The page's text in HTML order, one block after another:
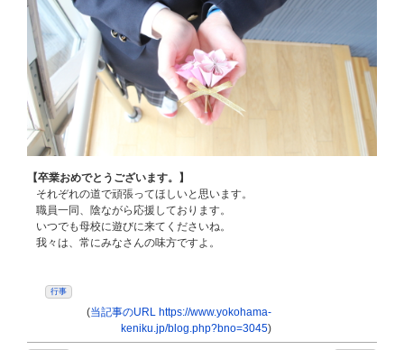
【卒業おめでとうございます。】
それぞれの道で頑張ってほしいと思います。
職員一同、陰ながら応援しております。
いつでも母校に遊びに来てくださいね。
我々は、常にみなさんの味方ですよ。
行事
(当記事のURL https://www.yokohama-
keniku.jp/blog.php?bno=3045)